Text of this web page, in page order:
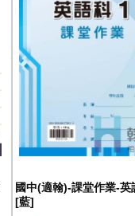
國中(適翰)-課堂作業-英
[藍]